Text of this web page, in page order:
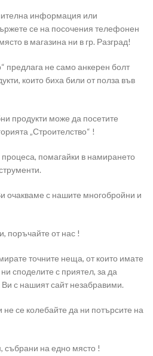
информация или
се на посочения телефонен
в магазина ни в гр. Разград!
предлага не само анкерен болт
които биха били от полза във
продукти може да посетите
„Строителство“ !
помагайки в намирането
очакваме с нашите многобройни и
поръчайте от нас !
точните неща, от които имате
споделите с приятел, за да
с нашият сайт незабравими.
се колебайте да ни потърсите на
събрани на едно място !